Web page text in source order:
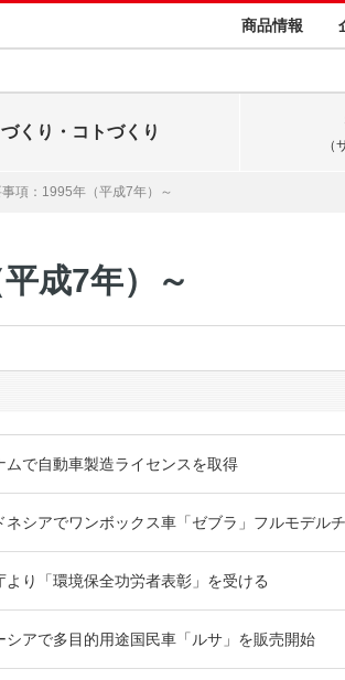
商品情報
くり・コトづくり
（
事項：1995年（平成7年）～
成7年）～
ムで自動車製造ライセンスを取得
ネシアでワンボックス車「ゼブラ」フルモデル
より「環境保全功労者表彰」を受ける
シアで多目的用途国民車「ルサ」を販売開始